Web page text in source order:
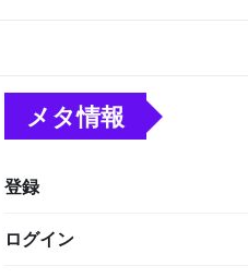
メタ情報
登録
ログイン